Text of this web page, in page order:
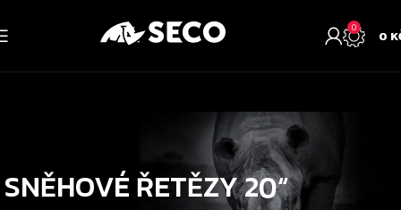
0
0
SNĚHOVÉ ŘETĚZY 20“